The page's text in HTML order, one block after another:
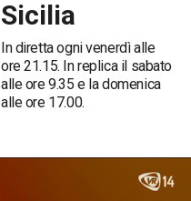
Sicilia
In diretta ogni venerdì alle
ore 21.15. In replica il sabato
alle ore 9.35 e la domenica
alle ore 17.00.